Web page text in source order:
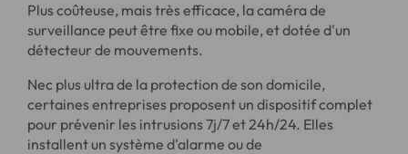
Plus coûteuse, mais très efficace, la caméra de
surveillance peut être fixe ou mobile, et dotée d'un
détecteur de mouvements.
Nec plus ultra de la protection de son domicile,
certaines entreprises proposent un dispositif complet
pour prévenir les intrusions 7j/7 et 24h/24. Elles
installent un système d'alarme ou de